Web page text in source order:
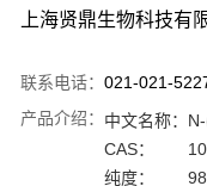
上海贤鼎生物科技有
联系电话： 021-021-
产品介绍： 中文名称：
CAS：
纯度：